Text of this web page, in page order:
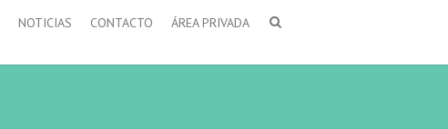
NOTICIAS CONTACTO ÁREA PRIVADA